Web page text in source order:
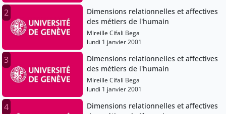
2
Dimensions relationnelles et affectives
des métiers de l'humain
Mireille Cifali Bega
lundi 1 janvier 2001
3
Dimensions relationnelles et affectives
des métiers de l'humain
Mireille Cifali Bega
lundi 1 janvier 2001
4
Dimensions relationnelles et affectives